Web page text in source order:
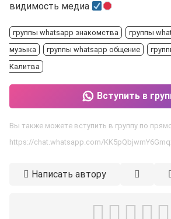
видимость медиа
группы whatsapp знакомства
группы
музыка
группы whatsapp общение
Калитва
Вступить в
Вы также можете вступить в группу по
https://chat.whatsapp.com/
Написать автору